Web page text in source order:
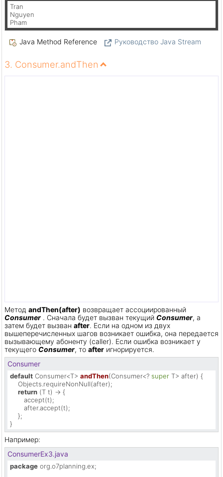
Tran
Nguyen
Pham
Java Method Reference Руководство Java Stream
3. Consumer.andThen
Метод andThen(after) возвращает ассоциированный
Consumer . Сначала будет вызван текущий Consumer, а
затем будет вызван after. Если на одном из двух
вышеперечисленных шагов возникает ошибка, она передается
вызывающему абоненту (caller). Если ошибка возникает у
текущего Consumer, то after игнорируется.
Consumer
default Consumer<T> andThen(Consumer<? super T> after) {
    Objects.requireNonNull(after);
return (T t) -> {
       accept(t);
       after.accept(t);
    };
}
Например:
ConsumerEx3.java
package org.o7planning.ex;